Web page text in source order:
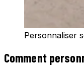
Personnaliser
Comment